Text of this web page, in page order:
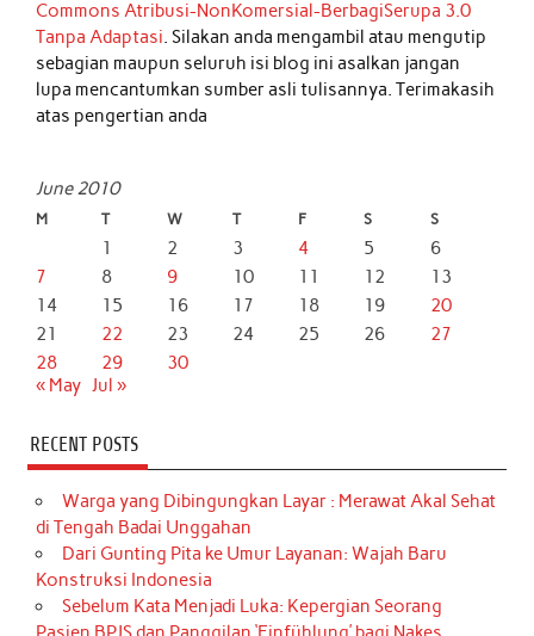
Commons Atribusi-NonKomersial-BerbagiSerupa 3.0
Tanpa Adaptasi. Silakan anda mengambil atau mengutip
sebagian maupun seluruh isi blog ini asalkan jangan
lupa mencantumkan sumber asli tulisannya. Terimakasih
atas pengertian anda
June 2010
M T W T F S S
1 2 3 4 5
6
7
8 9 10 11 12
13
14
15 16 17 18 19
20
21
22 23 24 25 26
27
28
29
30
« May Jul »
RECENT POSTS
Warga yang Dibingungkan Layar : Merawat Akal Sehat
di Tengah Badai Unggahan
Dari Gunting Pita ke Umur Layanan: Wajah Baru
Konstruksi Indonesia
Sebelum Kata Menjadi Luka: Kepergian Seorang